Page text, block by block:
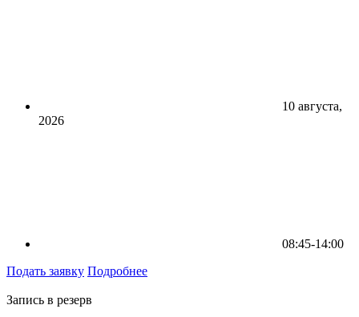
10 августа,
2026
08:45-14:00
Подать заявку Подробнее
Запись в резерв